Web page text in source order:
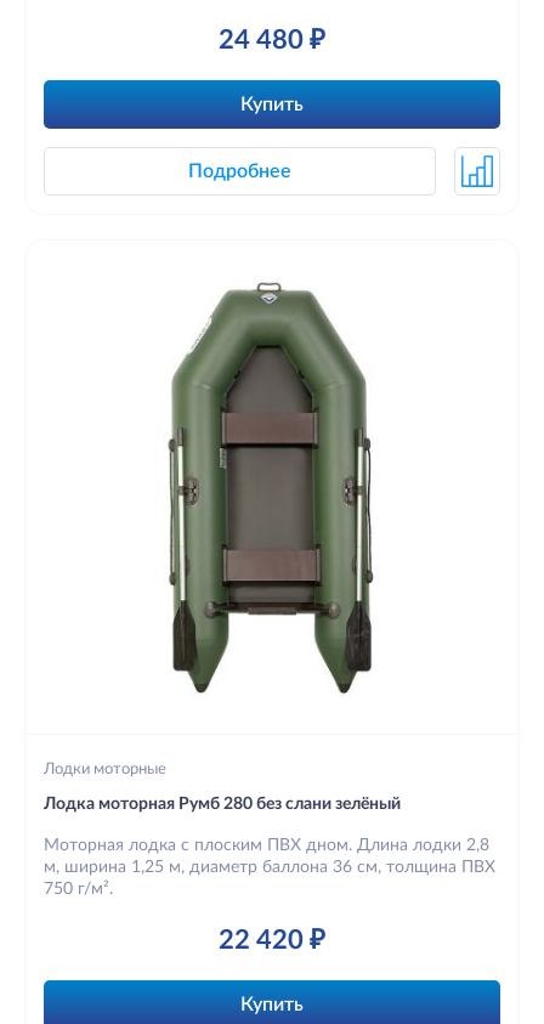
24 480 ₽
Купить
Подробнее
Лодки моторные
Лодка моторная Румб 280 без слани зелёный
Моторная лодка с плоским ПВХ дном. Длина лодки 2,8
м, ширина 1,25 м, диаметр баллона 36 см, толщина ПВХ
750 г/м².
22 420 ₽
Купить